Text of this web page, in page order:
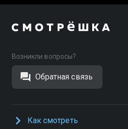
Возникли вопросы?
Обратная связь
Как смотреть